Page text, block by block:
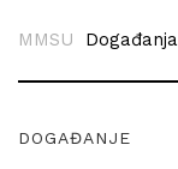
MMSU Događanja
DOGAĐANJE